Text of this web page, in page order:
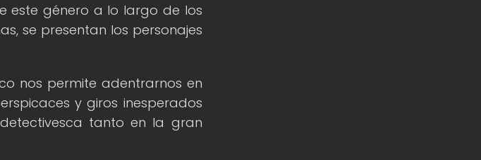
este género a lo largo de los
se presentan los personajes
nos permite adentrarnos en
y giros inesperados
tanto en la gran